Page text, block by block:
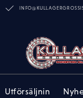
Utförsäljnin